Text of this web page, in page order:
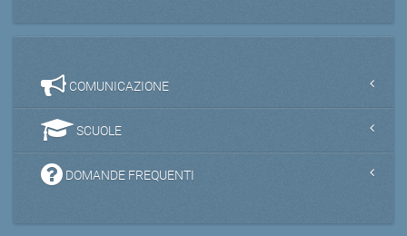
COMUNICAZIONE
SCUOLE
DOMANDE FREQUENTI